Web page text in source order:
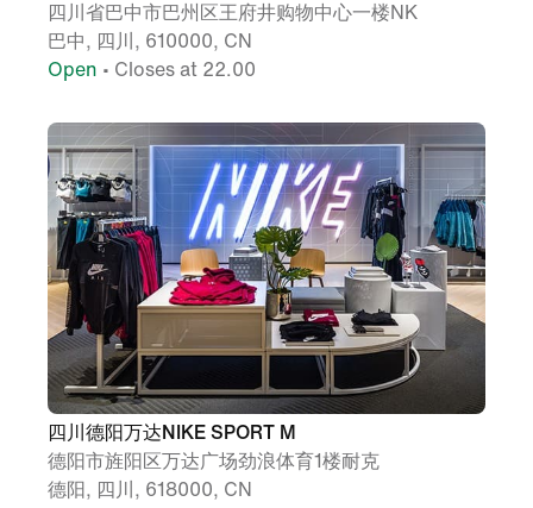
四川省巴中市巴州区王府井购物中心一楼NK
巴中, 四川, 610000, CN
Open • Closes at 22.00
四川德阳万达NIKE SPORT M
德阳市旌阳区万达广场劲浪体育1楼耐克
德阳, 四川, 618000, CN